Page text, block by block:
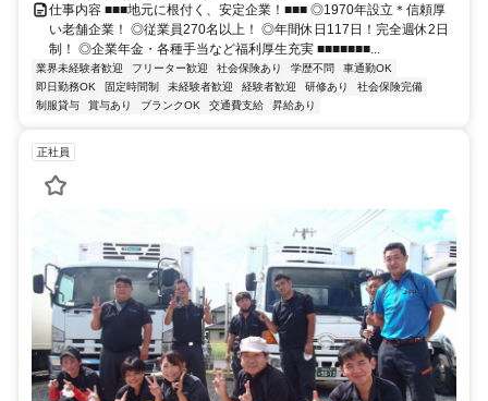
仕事内容 ■■■地元に根付く、安定企業！■■■ ◎1970年設立＊信頼厚
い老舗企業！ ◎従業員270名以上！ ◎年間休日117日！完全週休2日
制！ ◎企業年金・各種手当など福利厚生充実 ■■■■■■■...
業界未経験者歓迎 フリーター歓迎 社会保険あり 学歴不問
車通勤OK
即日勤務OK
固定時間制 未経験者歓迎 経験者歓迎 研修あり
社会保険完備
制服貸与
賞与あり ブランクOK 交通費支給 昇給あり
正社員